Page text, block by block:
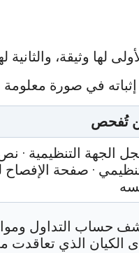
لها وثيقة،
إثباته في صورة
تُفحص
الجهة التنظيمية · نص
· صفحة الإفصاح
حساب التداول
الكيان الذي تعاقدت